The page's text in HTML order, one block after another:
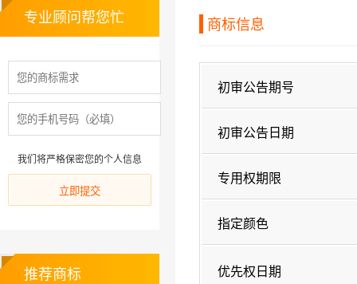
商标信息
初审公告期号
初审公告日期
专用权期限
指定颜色
优先权日期
专业顾问帮您忙
我们将严格保密您的个人信息
推荐商标